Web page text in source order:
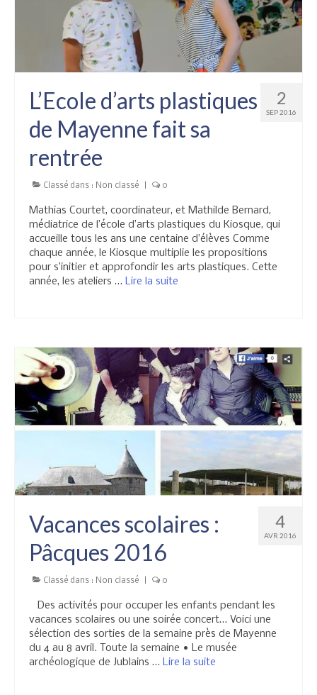
2
SEP 2016
L’Ecole d’arts plastiques
de Mayenne fait sa
rentrée
Classé dans : Non classé 0
Mathias Courtet, coordinateur, et Mathilde Bernard,
médiatrice de l’école d’arts plastiques du Kiosque, qui
accueille tous les ans une centaine d’élèves Comme
chaque année, le Kiosque multiplie les propositions
pour s’initier et approfondir les arts plastiques. Cette
année, les ateliers … Lire la suite­­
4
AVR 2016
Vacances scolaires :
Pâcques 2016
Classé dans : Non classé 0
Des activités pour occuper les enfants pendant les
vacances scolaires ou une soirée concert… Voici une
sélection des sorties de la semaine près de Mayenne
du 4 au 8 avril. Toute la semaine • Le musée
archéologique de Jublains … Lire la suite­­